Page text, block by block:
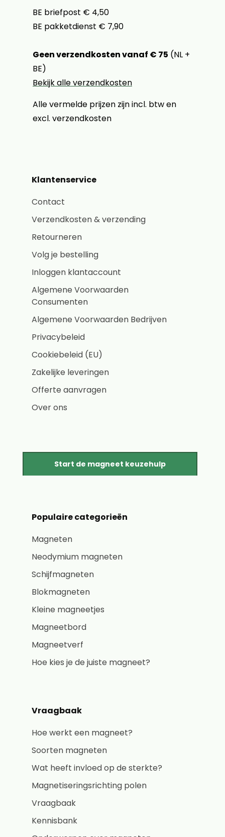
BE briefpost € 4,50
BE pakketdienst € 7,90
Geen verzendkosten vanaf € 75 (NL +
BE)
Bekijk alle verzendkosten
Alle vermelde prijzen zijn incl. btw en
excl. verzendkosten
Klantenservice
Contact
Verzendkosten & verzending
Retourneren
Volg je bestelling
Inloggen klantaccount
Algemene Voorwaarden
Consumenten
Algemene Voorwaarden Bedrijven
Privacybeleid
Cookiebeleid (EU)
Zakelijke leveringen
Offerte aanvragen
Over ons
Start de magneet keuzehulp
Populaire categorieën
Magneten
Neodymium magneten
Schijfmagneten
Blokmagneten
Kleine magneetjes
Magneetbord
Magneetverf
Hoe kies je de juiste magneet?
Vraagbaak
Hoe werkt een magneet?
Soorten magneten
Wat heeft invloed op de sterkte?
Magnetiseringsrichting polen
Vraagbaak
Kennisbank